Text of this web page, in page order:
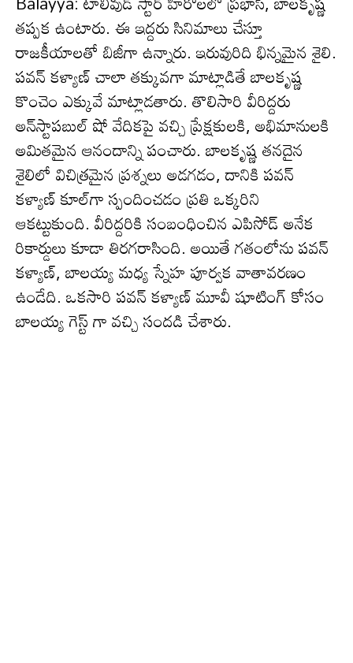
త‌ప్ప‌క ఉంటారు. ఈ ఇద్దరు సినిమాలు చేస్తూ
రాజ‌కీయాల‌తో బిజీగా ఉన్నారు. ఇరువురిది భిన్న‌మైన శైలి.
ప‌వ‌న్ క‌ళ్యాణ్ చాలా త‌క్కువ‌గా మాట్లాడితే బాల‌కృష్ణ
కొంచెం ఎక్కువే మాట్లాడ‌తారు. తొలిసారి వీరిద్ద‌రు
అన్‌స్టాప‌బుల్ షో వేదిక‌పై వ‌చ్చి ప్రేక్ష‌కుల‌కి, అభిమానుల‌కి
అమితమైన ఆనందాన్ని పంచారు. బాల‌కృష్ణ త‌న‌దైన
శైలిలో విచిత్ర‌మైన ప్ర‌శ్న‌లు అడ‌గ‌డం, దానికి ప‌వన్
క‌ళ్యాణ్ కూల్‌గా స్పందించ‌డం ప్ర‌తి ఒక్క‌రిని
ఆక‌ట్టుకుంది. వీరిద్ద‌రికి సంబంధించిన ఎపిసోడ్ అనేక
రికార్డులు కూడా తిర‌గ‌రాసింది. అయితే గ‌తంలోను ప‌వన్
క‌ళ్యాణ్‌, బాల‌య్య మ‌ధ్య స్నేహ పూర్వ‌క వాతావ‌ర‌ణం
ఉండేది. ఒకసారి ప‌వ‌న్ క‌ళ్యాణ్ మూవీ షూటింగ్ కోసం
బాల‌య్య గెస్ట్ గా వ‌చ్చి సంద‌డి చేశారు.